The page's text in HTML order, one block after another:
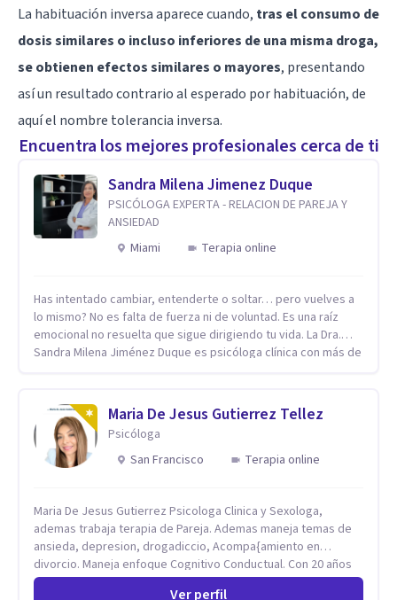
La habituación inversa aparece cuando, tras el consumo de
dosis similares o incluso inferiores de una misma droga,
se obtienen efectos similares o mayores, presentando
así un resultado contrario al esperado por habituación, de
aquí el nombre tolerancia inversa.
Encuentra los mejores profesionales cerca de ti
Sandra Milena Jimenez Duque
PSICÓLOGA EXPERTA - RELACION DE PAREJA Y
ANSIEDAD
Miami
Terapia online
Has intentado cambiar, entenderte o soltar… pero vuelves a
lo mismo? No es falta de fuerza ni de voluntad. Es una raíz
emocional no resuelta que sigue dirigiendo tu vida. La Dra.
Sandra Milena Jiménez Duque es psicóloga clínica con más de
ansiedad, la baja autoestima, la dependencia emocional y los
conflictos de pareja. Ha trabajado con pacientes en
diferentes países, acompañando procesos complejos. Su
enfoque terapéutico se diferencia por una premisa clara: no
sistema emocional, reprocesamiento de heridas de la
infancia y reestructuración cognitiva profunda, permitiendo
transformar patrones, emociones y decisiones desde su
origen. Si buscas un proceso superficial, este no es el lugar.
Pero si estás listo(a) para comprender, sanar y transformar la
Maria De Jesus Gutierrez Tellez
Psicóloga
San Francisco
Terapia online
Maria De Jesus Gutierrez Psicologa Clinica y Sexologa,
ademas trabaja terapia de Pareja. Ademas maneja temas de
ansieda, depresion, drogadiccio, Acompa{amiento en
divorcio. Maneja enfoque Cognitivo Conductual. Con 20 años
de experiencia, constantemente capacitandose en las
Ver perfil